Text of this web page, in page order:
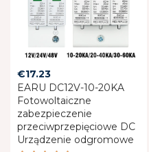
€17.23
EARU DC12V-10-20KA
Fotowoltaiczne
zabezpieczenie
przeciwprzepięciowe DC
Urządzenie odgromowe